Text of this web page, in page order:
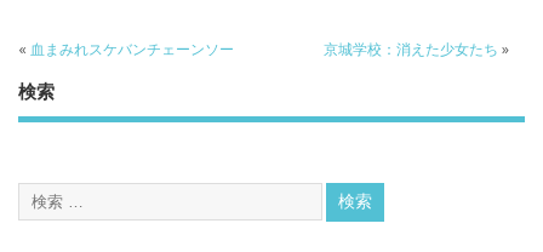
« 血まみれスケバンチェーンソー 京城学校：消えた少女たち »
検索